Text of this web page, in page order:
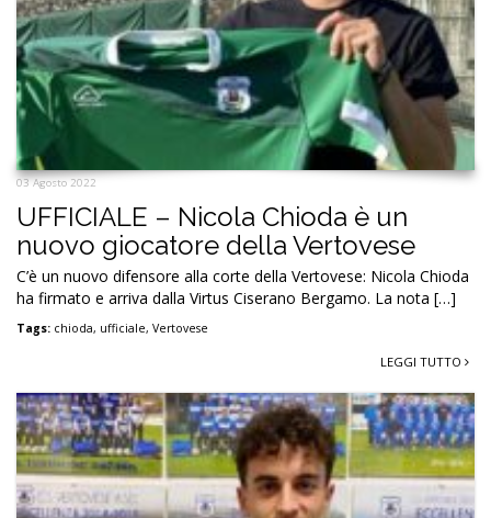
03 Agosto 2022
UFFICIALE – Nicola Chioda è un
nuovo giocatore della Vertovese
C’è un nuovo difensore alla corte della Vertovese: Nicola Chioda
ha firmato e arriva dalla Virtus Ciserano Bergamo. La nota […]
Tags: chioda, ufficiale, Vertovese
LEGGI TUTTO